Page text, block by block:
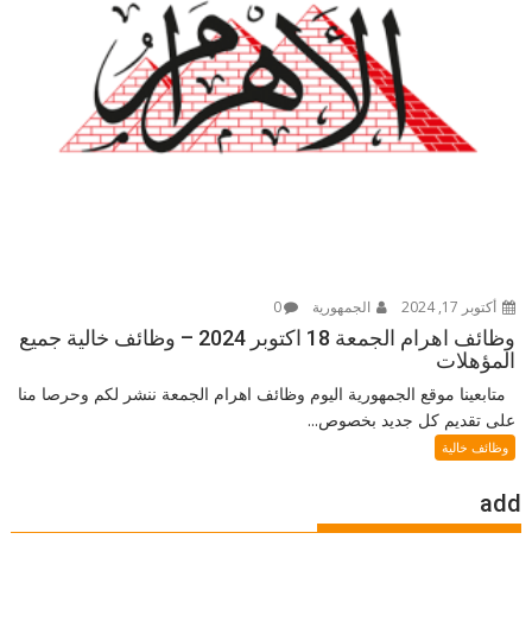
أكتوبر 17, 2024 الجمهورية 0
وظائف اهرام الجمعة 18 اكتوبر 2024 – وظائف خالية جميع
المؤهلات
متابعينا موقع الجمهورية اليوم وظائف اهرام الجمعة ننشر لكم وحرصا منا
على تقديم كل جديد بخصوص...
وظائف خالية
add